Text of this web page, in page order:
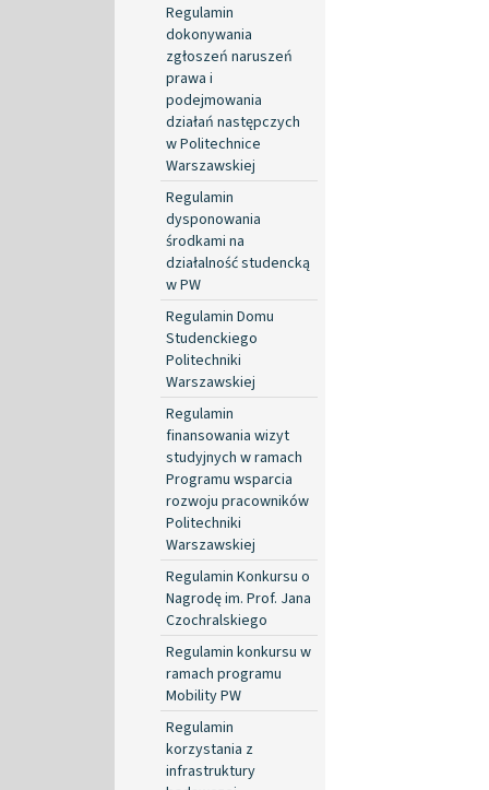
Regulamin
dokonywania
zgłoszeń naruszeń
prawa i
podejmowania
działań następczych
w Politechnice
Warszawskiej
Regulamin
dysponowania
środkami na
działalność studencką
w PW
Regulamin Domu
Studenckiego
Politechniki
Warszawskiej
Regulamin
finansowania wizyt
studyjnych w ramach
Programu wsparcia
rozwoju pracowników
Politechniki
Warszawskiej
Regulamin Konkursu o
Nagrodę im. Prof. Jana
Czochralskiego
Regulamin konkursu w
ramach programu
Mobility PW
Regulamin
korzystania z
infrastruktury